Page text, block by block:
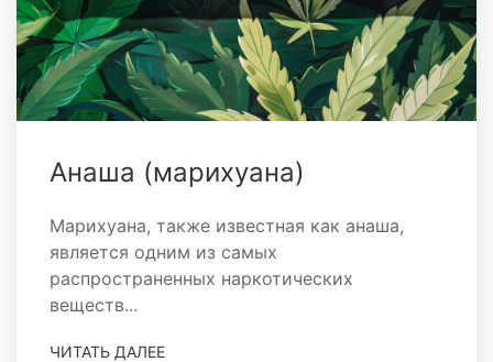
Анаша (марихуана)
Марихуана, также известная как анаша,
является одним из самых
распространенных наркотических
веществ...
ЧИТАТЬ ДАЛЕЕ